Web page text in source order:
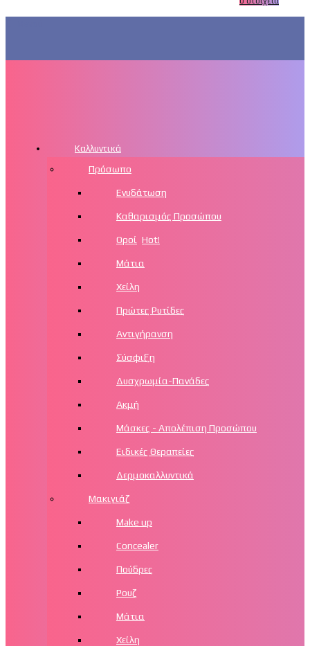
Καλλυντικά
Πρόσωπο
Ενυδάτωση
Καθαρισμός Προσώπου
Οροί Hot!
Μάτια
Χείλη
Πρώτες Ρυτίδες
Αντιγήρανση
Σύσφιξη
Δυσχρωμία-Πανάδες
Ακμή
Μάσκες - Απολέπιση Προσώπου
Ειδικές Θεραπείες
Δερμοκαλλυντικά
Μακιγιάζ
Make up
Concealer
Πούδρες
Ρουζ
Μάτια
Χείλη